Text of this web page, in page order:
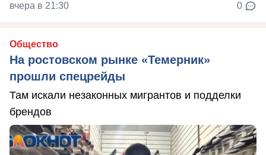
вчера в 21:30 0
Общество
На ростовском рынке «Темерник»
прошли спецрейды
Там искали незаконных мигрантов и подделки
брендов